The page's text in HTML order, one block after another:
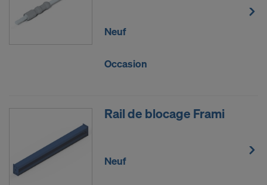
Neuf
Occasion
Rail de blocage Frami
Neuf